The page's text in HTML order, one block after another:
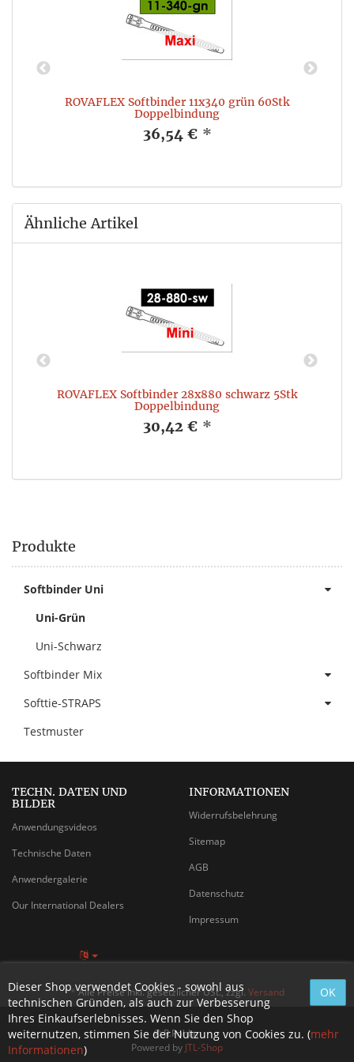
ROVAFLEX Softbinder 11x340 grün 60Stk
Doppelbindung
36,54 € *
Ähnliche Artikel
ROVAFLEX Softbinder 28x880 schwarz 5Stk
Doppelbindung
30,42 € *
Produkte
Softbinder Uni
Uni-Grün
Uni-Schwarz
Softbinder Mix
Softtie-STRAPS
Testmuster
TECHN. DATEN UND
BILDER
Anwendungsvideos
Technische Daten
Anwendergalerie
Our International Dealers
INFORMATIONEN
Widerrufsbelehrung
Sitemap
AGB
Datenschutz
Impressum
*Alle Preise inkl. gesetzlicher USt., zzgl. Versand
© R.Pohlan
Powered by JTL-Shop
Dieser Shop verwendet Cookies - sowohl aus
technischen Gründen, als auch zur Verbesserung
Ihres Einkaufserlebnisses. Wenn Sie den Shop
weiternutzen, stimmen Sie der Nutzung von Cookies zu. (mehr
Informationen)